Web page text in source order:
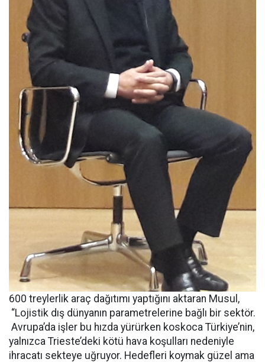
600 treylerlik araç dağıtımı yaptığını aktaran Musul,
“Lojistik dış dünyanın parametrelerine bağlı bir sektör.
Avrupa’da işler bu hızda yürürken koskoca Türkiye’nin,
yalnızca Trieste’deki kötü hava koşulları nedeniyle
ihracatı sekteye uğruyor. Hedefleri koymak güzel ama